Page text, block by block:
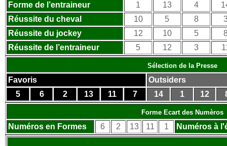
Forme de l’entraineur
1 13 4
Réussite du cheval
10 5 8
Réussite du jockey
12 10 5
Réussite de l’entraineur
5 12 3
Sélection de la Presse
Favoris
Outsiders
5
6 2 13 11 7 14 1 12
Forme Ecart des Numèros
Numéros en Formes 6 2 13 11 1 Numéros à